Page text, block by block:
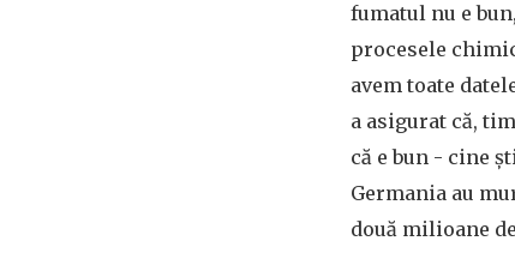
fumatul nu e
procesele
avem toate
a asigurat că,
că e bun - cine
Germania au
două milioane